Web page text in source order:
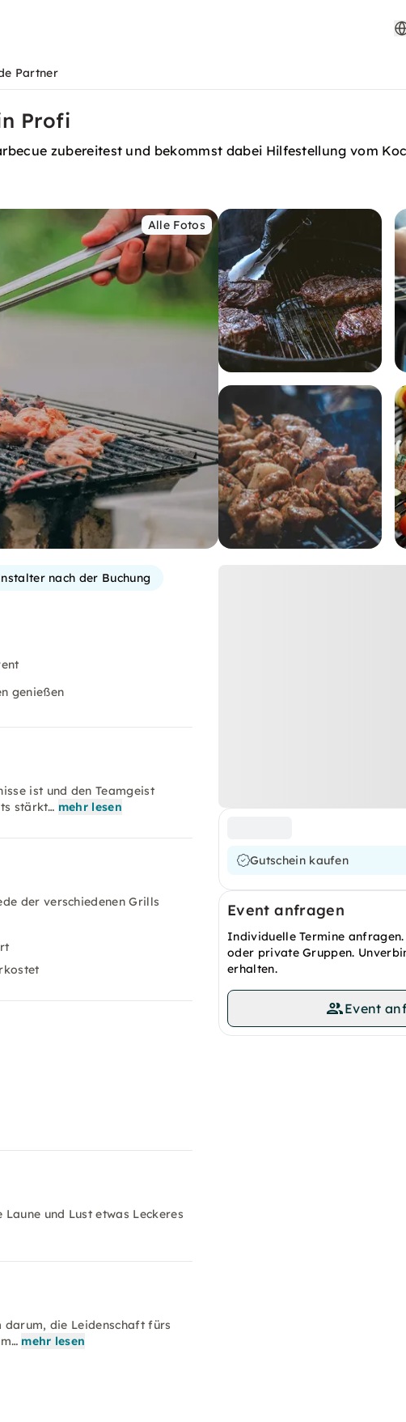
Partner
Profi
zubereitest und bekommst dabei Hilfestellung vom
Alle Fotos
Gutschein kaufen
Event anfragen
Individuelle Termine
oder private Gruppen.
erhalten.
Event
nach der Buchung
genießen
ist und den Teamgeist
stärkt… mehr lesen
der verschiedenen Grills
und Lust etwas Leckeres
die Leidenschaft fürs
mehr lesen